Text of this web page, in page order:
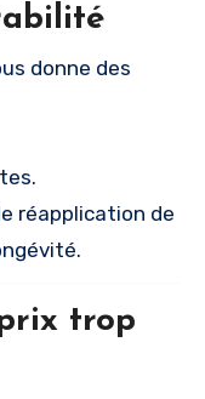
donne des
réapplication de
trop